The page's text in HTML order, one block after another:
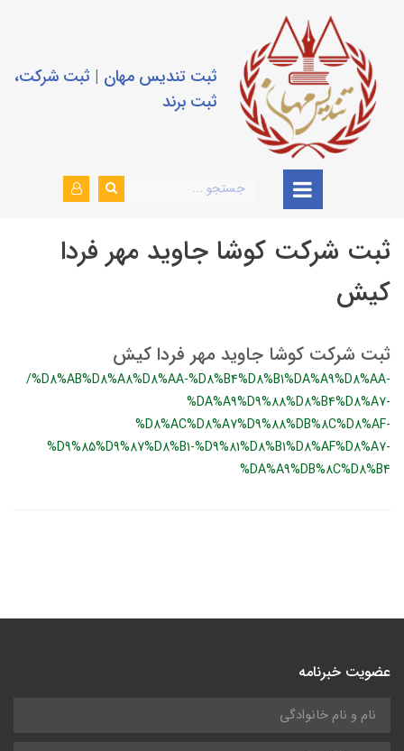
ثبت تندیس مهان | ثبت شرکت،
ثبت برند
ثبت شرکت کوشا جاوید مهر فردا
کیش
ثبت شرکت کوشا جاوید مهر فردا کیش
/%D8%AB%D8%A8%D8%AA-%D8%B4%D8%B1%DA%A9%D8%AA-
%DA%A9%D9%88%D8%B4%D8%A7-
%D8%AC%D8%A7%D9%88%DB%8C%D8%AF-
%D9%85%D9%87%D8%B1-%D9%81%D8%B1%D8%AF%D8%A7-
%DA%A9%DB%8C%D8%B4
عضویت خبرنامه